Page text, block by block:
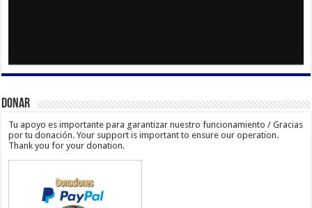
Donar
Tu apoyo es importante para garantizar nuestro funcionamiento / Gracias
por tu donación. Your support is important to ensure our operation.
Thank you for your donation.